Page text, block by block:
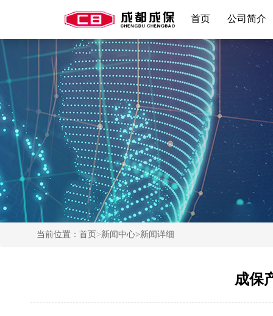
首页 公司简介
当前位置： 首页 >新闻中心>新闻详细
成保